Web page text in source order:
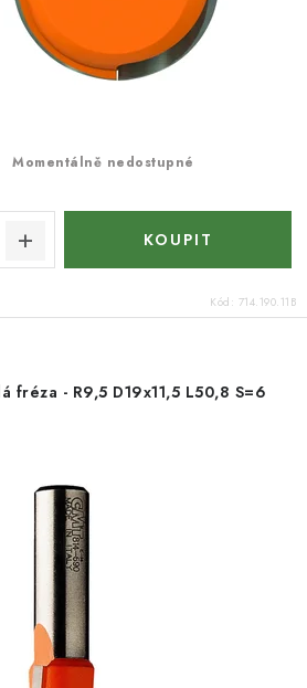
Momentálně nedostupné
Kód: 714.190.11B
fréza - R9,5 D19x11,5 L50,8 S=6